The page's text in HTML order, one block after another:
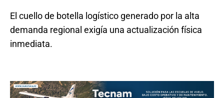
El cuello de botella logístico generado por la alta
demanda regional exigía una actualización física
inmediata.